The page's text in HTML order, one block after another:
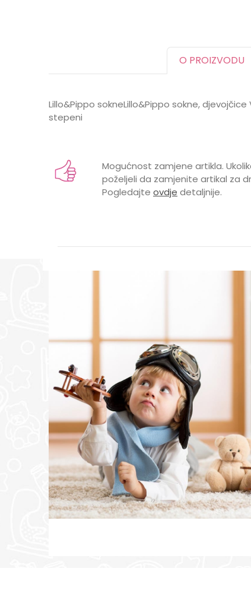
O PROIZVODU
Lillo&Pippo sokneLillo&Pippo sokne, djevojčice
stepeni
Brend
Mogućnost zamjene artikla.
poželjeli da zamjenite artikal za
Pogledajte ovdje detaljnije.